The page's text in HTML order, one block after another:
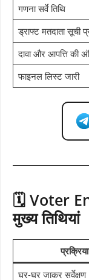
गणना सर्वे तिथि
ड्राफ्ट मतदाता सूची
दावा और आपत्ति की
फाइनल लिस्ट जारी
🗓️ Voter
मुख्य तिथियां
प्रक्रिया
घर-घर जाकर सर्वेक्षण